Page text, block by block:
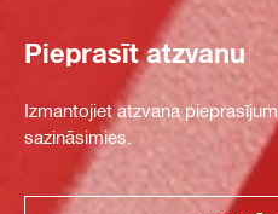
Pieprasīt atzvanu
Izmantojiet atzvana
sazināsimies.